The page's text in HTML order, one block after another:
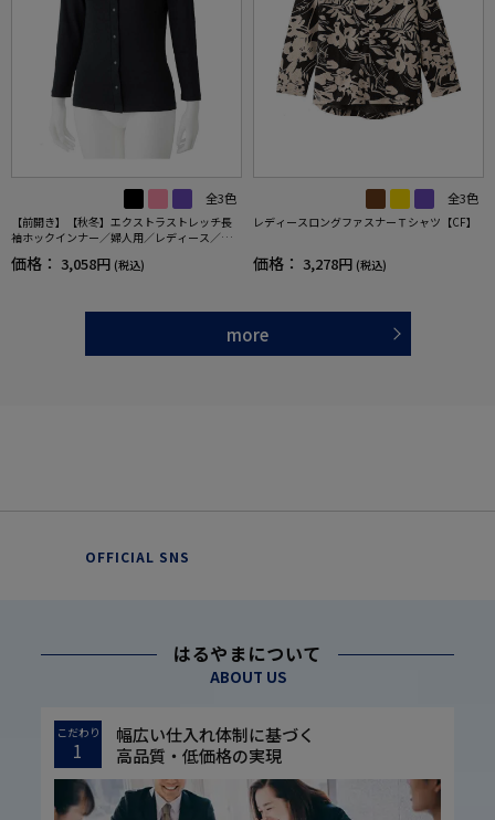
全3色
【前開き】【秋冬】エクストラストレッチ長
袖ホックインナー／婦人用／レディース／高
齢者／シニア／着やすい／脱ぎやすい／肌着
【CF】
価格： 3,058円 (税込)
全3色
レディースロングファスナーＴシャツ【CF】
価格： 3,278円 (税込)
more
OFFICIAL SNS
はるやまについて
ABOUT US
こだわり
1
幅広い仕入れ体制に基づく
高品質・低価格の実現